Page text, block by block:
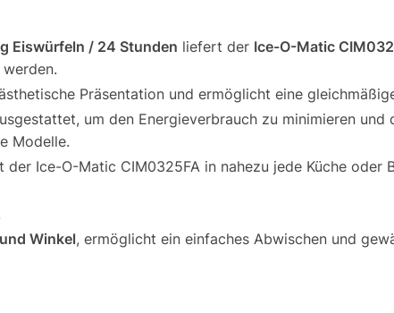
Eiswürfeln / 24 Stunden liefert der Ice-O-Matic
Präsentation und ermöglicht eine
um den Energieverbrauch zu minimieren und
Modelle.
Ice-O-Matic CIM0325FA in nahezu jede Küche oder
Winkel, ermöglicht ein einfaches Abwischen und